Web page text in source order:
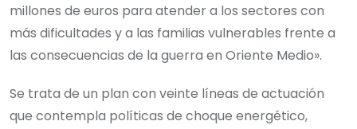
millones de euros para atender a los sectores con
más dificultades y a las familias vulnerables frente a
las consecuencias de la guerra en Oriente Medio».
Se trata de un plan con veinte líneas de actuación
que contempla políticas de choque energético,